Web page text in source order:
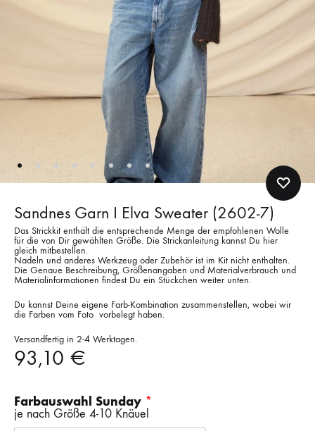
Sandnes Garn I Elva Sweater (2602-7)
Das Strickkit enthält die entsprechende Menge der empfohlenen Wolle
für die von Dir gewählten Größe. Die Strickanleitung kannst Du hier
gleich mitbestellen.
Nadeln und anderes Werkzeug oder Zubehör ist im Kit nicht enthalten.
Die Genaue Beschreibung, Größenangaben und Materialverbrauch und
Materialinformationen findest Du ein Stückchen weiter unten.
Du kannst Deine eigene Farb-Kombination zusammenstellen, wobei wir
die Farben vom Foto vorbelegt haben.
Versandfertig in 2-4 Werktagen.
93,10 €
Farbauswahl Sunday
je nach Größe 4-10 Knäuel